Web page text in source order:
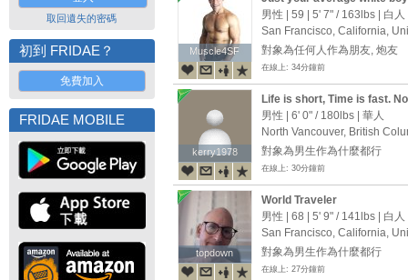
取回遺失的密碼
初到 FRIDAE？
免費加入
FRIDAE MOBILE
Muscle4SF
Muscle4SF
男性 | 59 | 5' 7" / 163lbs | 白人
San Francisco, California,
對象為任何人作為朋友, 炮友
在線上: 34分鐘前
kerry1978
kerry1978
Life is short, Time is fast.
So enjoy every moment as
男性 | 6' 0" / 180lbs | 華人
North Vancouver, British
對象為男生作為什麼都行
在線上: 30分鐘前
topdown
topdown
World Traveler
男性 | 68 | 5' 9" / 141lbs | 白人
San Francisco, California,
對象為男生作為什麼都行
在線上: 27分鐘前